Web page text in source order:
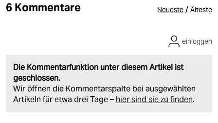
6 Kommentare Neueste / Älteste
Die Kommentarfunktion unter diesem Artikel ist
geschlossen.
Wir öffnen die Kommentarspalte bei ausgewählten
Artikeln für etwa drei Tage – hier sind sie zu finden.
einloggen